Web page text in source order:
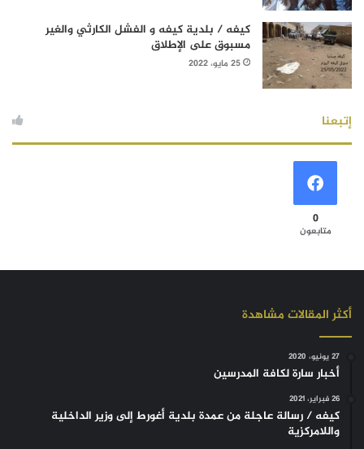
كيفه / بلدية كيفه و الفشل الكارثي والغير
مسبوق على الإطلاق
25 مايو، 2022
إتبعنا
0
متابعون
أكثر المقالات مشاهدة
27 يونيو، 2020
أخبار سارة لكافة المدرسين
26 فبراير، 2021
كيفه / رسالة عاجلة من عمدة بلدية أغورط إلى وزير الداخلية
واللامركزية